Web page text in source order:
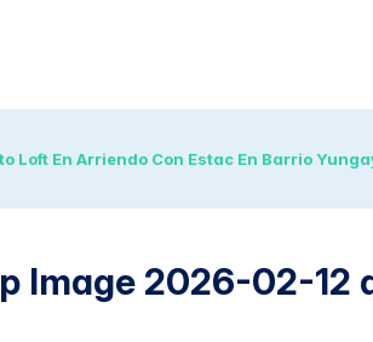
Loft En Arriendo Con Estac En Barrio
Image 2026-02-12